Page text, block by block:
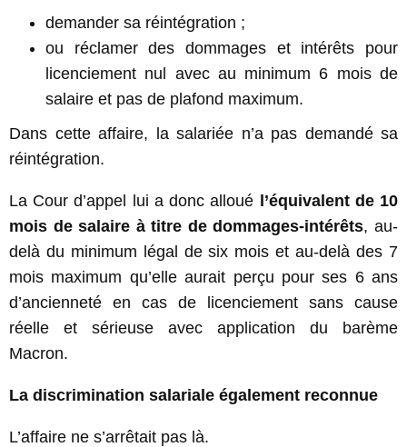
demander sa réintégration ;
ou réclamer des dommages et intérêts pour
licenciement nul avec au minimum 6 mois de
salaire et pas de plafond maximum.
Dans cette affaire, la salariée n’a pas demandé sa
réintégration.
La Cour d’appel lui a donc alloué l’équivalent de 10
mois de salaire à titre de dommages-intérêts, au-
delà du minimum légal de six mois et au-delà des 7
mois maximum qu’elle aurait perçu pour ses 6 ans
d’ancienneté en cas de licenciement sans cause
réelle et sérieuse avec application du barème
Macron.
La discrimination salariale également reconnue
L’affaire ne s’arrêtait pas là.